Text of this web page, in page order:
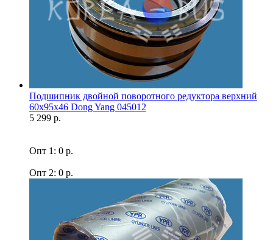
Подшипник двойной поворотного редуктора верхний
60x95x46 Dong Yang 045012
5 299 р.
Опт 1: 0 р.
Опт 2: 0 р.